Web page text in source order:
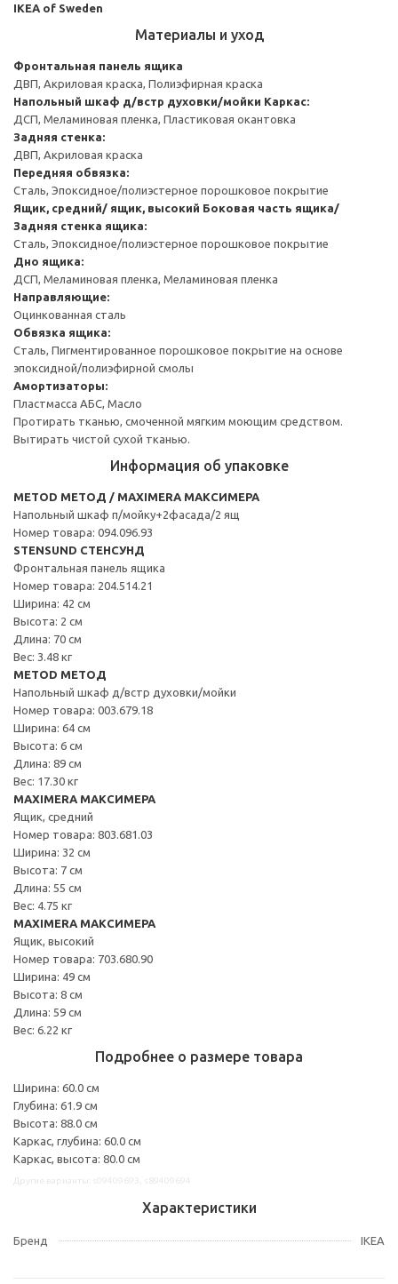
IKEA of Sweden
Материалы и уход
Фронтальная панель ящика
ДВП, Акриловая краска, Полиэфирная краска
Напольный шкаф д/встр духовки/мойки Каркас:
ДСП, Меламиновая пленка, Пластиковая окантовка
Задняя стенка:
ДВП, Акриловая краска
Передняя обвязка:
Сталь, Эпоксидное/полиэстерное порошковое покрытие
Ящик, средний/ ящик, высокий Боковая часть ящика/
Задняя стенка ящика:
Сталь, Эпоксидное/полиэстерное порошковое покрытие
Дно ящика:
ДСП, Меламиновая пленка, Меламиновая пленка
Направляющие:
Оцинкованная сталь
Обвязка ящика:
Сталь, Пигментированное порошковое покрытие на основе
эпоксидной/полиэфирной смолы
Амортизаторы:
Пластмасса АБС, Масло
Протирать тканью, смоченной мягким моющим средством.
Вытирать чистой сухой тканью.
Информация об упаковке
METOD МЕТОД / MAXIMERA МАКСИМЕРА
Напольный шкаф п/мойку+2фасада/2 ящ
Номер товара: 094.096.93
STENSUND СТЕНСУНД
Фронтальная панель ящика
Номер товара: 204.514.21
Ширина: 42 см
Высота: 2 см
Длина: 70 см
Вес: 3.48 кг
METOD МЕТОД
Напольный шкаф д/встр духовки/мойки
Номер товара: 003.679.18
Ширина: 64 см
Высота: 6 см
Длина: 89 см
Вес: 17.30 кг
MAXIMERA МАКСИМЕРА
Ящик, средний
Номер товара: 803.681.03
Ширина: 32 см
Высота: 7 см
Длина: 55 см
Вес: 4.75 кг
MAXIMERA МАКСИМЕРА
Ящик, высокий
Номер товара: 703.680.90
Ширина: 49 см
Высота: 8 см
Длина: 59 см
Вес: 6.22 кг
Подробнее о размере товара
Ширина: 60.0 см
Глубина: 61.9 см
Высота: 88.0 см
Каркас, глубина: 60.0 см
Каркас, высота: 80.0 см
Характеристики
Бренд IKEA